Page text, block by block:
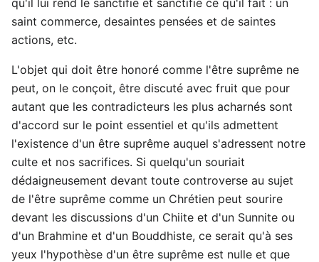
saint commerce, desaintes pensées et de saintes
actions, etc.
L'objet qui doit être honoré comme l'être suprême ne
peut, on le conçoit, être discuté avec fruit que pour
autant que les contradicteurs les plus acharnés sont
d'accord sur le point essentiel et qu'ils admettent
l'existence d'un être suprême auquel s'adressent notre
culte et nos sacrifices. Si quelqu'un souriait
dédaigneusement devant toute controverse au sujet
de l'être suprême comme un Chrétien peut sourire
devant les discussions d'un Chiite et d'un Sunnite ou
d'un Brahmine et d'un Bouddhiste, ce serait qu'à ses
yeux l'hypothèse d'un être suprême est nulle et que